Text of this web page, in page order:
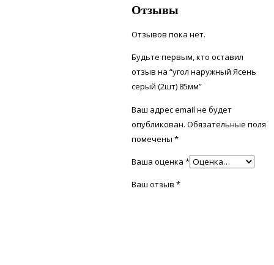
Отзывы
Отзывов пока нет.
Будьте первым, кто оставил
отзыв на “угол наружный Ясень
серый (2шт) 85мм”
Ваш адрес email не будет
опубликован. Обязательные поля
помечены*
Ваша оценка*
Ваш отзыв*